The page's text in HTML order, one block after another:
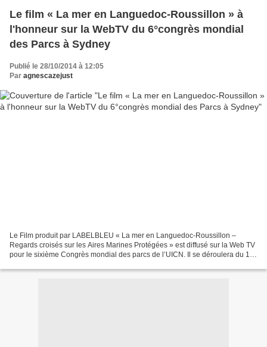
Le film « La mer en Languedoc-Roussillon » à
l'honneur sur la WebTV du 6°congrès mondial
des Parcs à Sydney
Publié le 28/10/2014 à 12:05
Par agnescazejust
Le Film produit par LABELBLEU « La mer en Languedoc-Roussillon –
Regards croisés sur les Aires Marines Protégées » est diffusé sur la Web TV
pour le sixième Congrès mondial des parcs de l’UICN. Il se déroulera du 12